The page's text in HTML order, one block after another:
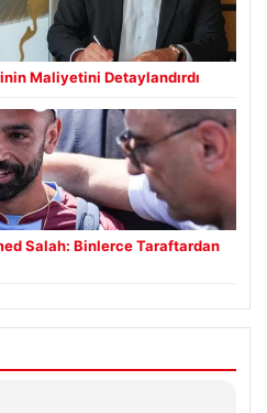
Maliyetini Detaylandırdı
Salah: Binlerce Taraftardan